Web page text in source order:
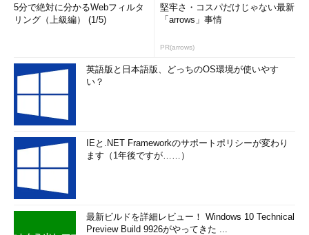
関連記事：IoTデバイスのセキュリティを高める「UL CAP」とは
ITシステムのセキュリティの歴史を振り返ってみると、
年代後半、ITの世界でセキュリティを重視するベンダーはほとん
ど存在しなかった。クエールマン氏は当時について、「あのころ
を経験したことで、同社は変わった」と振り返る。新機能の追加
氏のメモをきっかけに、同社のセキュリティに対する姿勢が大き
く変わり、セキュアなソフトウェア開発サイクルを導入するとと
リリースの仕組みを整えてきたことは、周知の通りだ。
IoTも、まさに当時のマイクロソフトと同じような段階にあ
5分で絶対に分かるWebフィルタ
リング（上級編） (1/5)
堅牢さ・コスパだけじゃない最新
「arrows」事情
PR(arrows)
英語版と日本語版、どっちのOS環境が使いやす
い？
IEと.NET Frameworkのサポートポリシーが変わり
ます（1年後ですが……）
最新ビルドを詳細レビュー！ Windows 10 Technical
Preview Build 9926がやってきた ...